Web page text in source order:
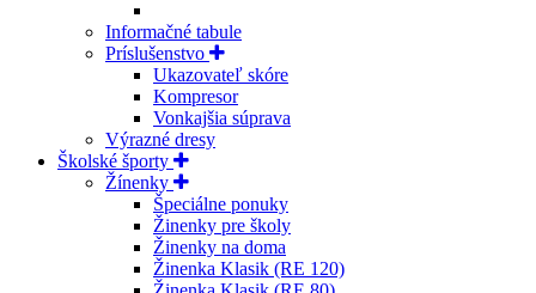
Informačné tabule
Príslušenstvo
Ukazovateľ skóre
Kompresor
Vonkajšia súprava
Výrazné dresy
Školské športy
Žínenky
Špeciálne ponuky
Žinenky pre školy
Žinenky na doma
Žinenka Klasik (RE 120)